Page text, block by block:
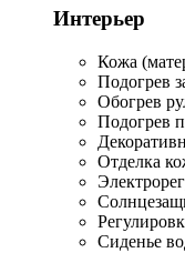
Интерьер
Кожа
Подогрев
Обогрев
Подогрев
Отделка
Сиденье